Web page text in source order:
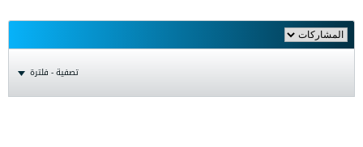
تصفية - فلترة